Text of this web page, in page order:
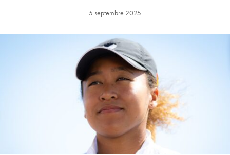
5 septembre 2025